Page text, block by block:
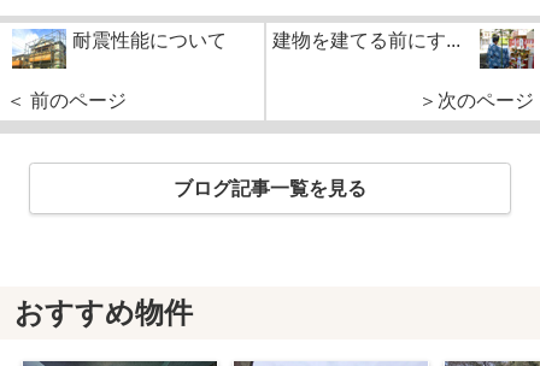
耐震性能について
＜ 前のページ
建物を建てる前にす...
＞次のページ
ブログ記事一覧を見る
おすすめ物件